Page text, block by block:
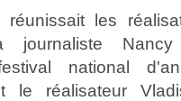
les
journaliste Nancy
national
le réalisateur